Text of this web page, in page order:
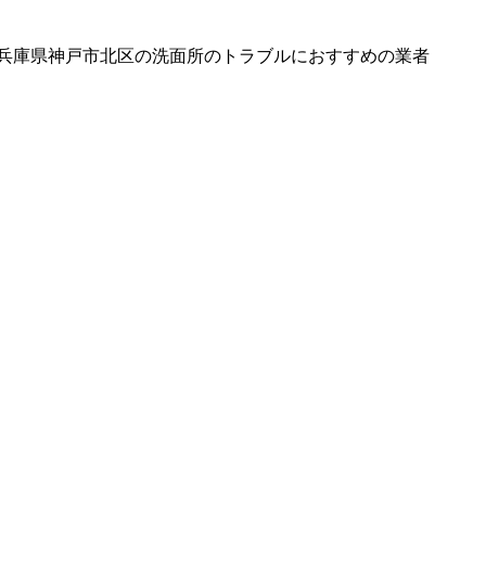
庫県神戸市北区の洗面所のトラブルにおすすめの業者